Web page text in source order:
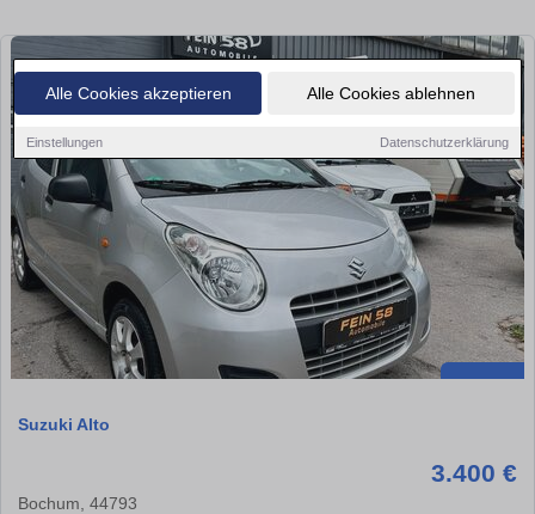
Alle Cookies akzeptieren Alle Cookies ablehnen
Einstellungen Datenschutzerklärung
Suzuki Alto
3.400 €
Bochum, 44793